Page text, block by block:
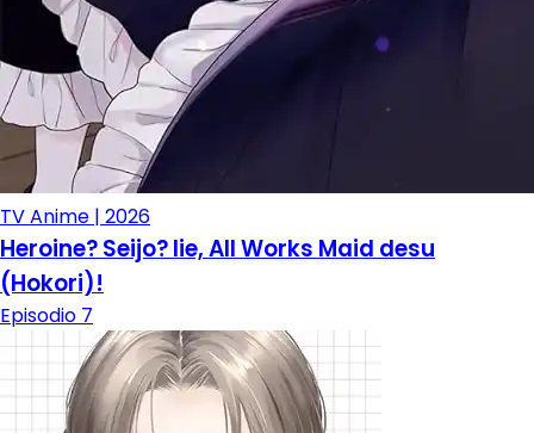
TV Anime | 2026
Heroine? Seijo? Iie, All Works Maid desu
(Hokori)!
Episodio 7